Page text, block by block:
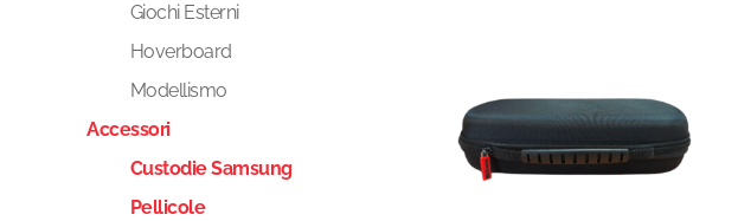
Giochi Esterni
Hoverboard
Modellismo
Accessori
Custodie Samsung
Pellicole